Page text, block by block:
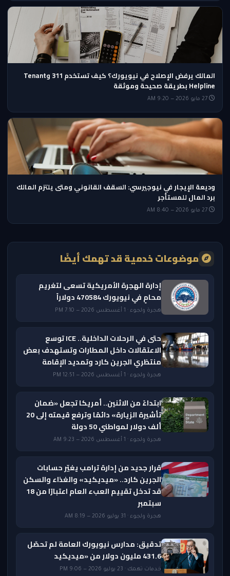
المالك يرفض الإصلاح في نيويورك؟ كيف تستخدم 311 وTenant
Helpline بطريقة صحيحة وموثقة
وديعة الإيجار في نيوجيرسي: السقف القانوني ومتى يلتزم المالك
برد المال للمستأجر
موضوعات خدمية قد تهمك أيضًا
إدارة الهجرة الأمريكية تسعى لتغريم
محامٍ في نيويورك 470584 دولاراً
هجرة ولجوء · 1 أغسطس 2026 — 7:10 PM
حتى في الرحلات الداخلية.. ICE توسع
الاعتقالات داخل المطارات وتستهدف بعض
منتظري الجرين كارد وتمديد الإقامة
هجرة ولجوء · 1 أغسطس 2026 — 12:51 PM
ابتداءً من الاثنين.. أمريكا تجعل «ضمان
تأشيرة الزيارة» دائمًا وترفع قيمته إلى 20
ألف دولار لمواطني 50 دولة
هجرة ولجوء · 1 أغسطس 2026 — 9:23 AM
قرار جديد من إدارة ترامب يغيّر حسابات
الجرين كارد.. «ميديكيد» والغذاء والسكن
قد تدخل تقييم العبء العام اعتبارًا من 18
سبتمبر
هجرة ولجوء · 31 يوليو 2026 — 8:19 AM
تدقيق: مدارس نيويورك العامة لم تحصّل
431.6 مليون دولار من «ميديكيد
خدمات تهمك · 23 يوليو 2026 — 9:06 PM